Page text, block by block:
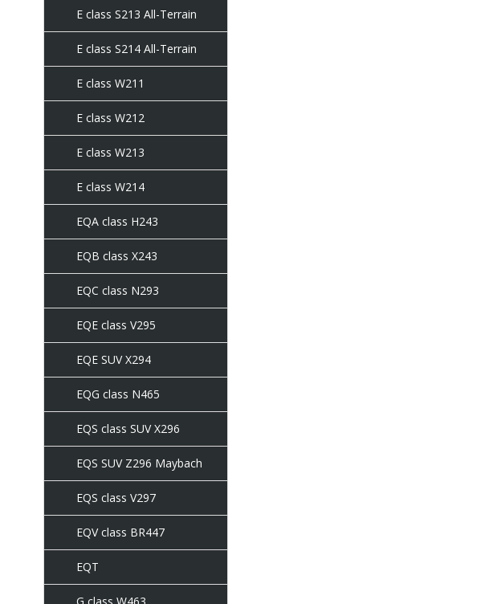
E class S213 All-Terrain
E class S214 All-Terrain
E class W211
E class W212
E class W213
E class W214
EQA class H243
EQB class X243
EQC class N293
EQE class V295
EQE SUV X294
EQG class N465
EQS class SUV X296
EQS SUV Z296 Maybach
EQS class V297
EQV class BR447
EQT